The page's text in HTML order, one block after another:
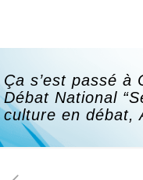
Ça s’est passé à
Débat National
culture en débat,